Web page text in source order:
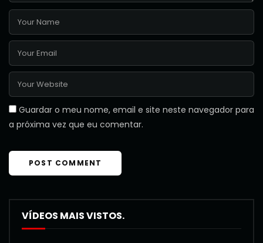
Guardar o meu nome, email e site neste navegador para
a próxima vez que eu comentar.
VÍDEOS MAIS VISTOS.